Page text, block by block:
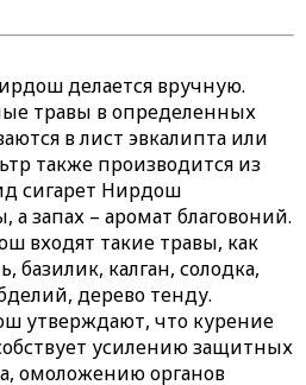
делается вручную.
травы в определенных
в лист эвкалипта или
также производится из
сигарет Нирдош
а запах – аромат благовоний.
входят такие травы, как
базилик, калган, солодка,
дерево тенду.
утверждают, что курение
усилению защитных
омоложению органов